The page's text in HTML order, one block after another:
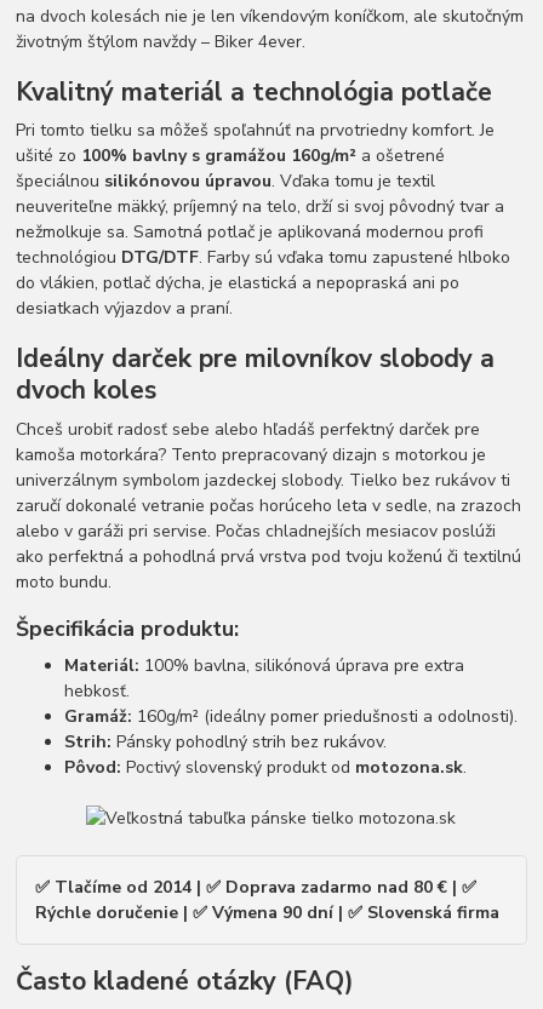
na dvoch kolesách nie je len víkendovým koníčkom, ale skutočným
životným štýlom navždy – Biker 4ever.
Kvalitný materiál a technológia potlače
Pri tomto tielku sa môžeš spoľahnúť na prvotriedny komfort. Je
ušité zo 100% bavlny s gramážou 160g/m² a ošetrené
špeciálnou silikónovou úpravou. Vďaka tomu je textil
neuveriteľne mäkký, príjemný na telo, drží si svoj pôvodný tvar a
nežmolkuje sa. Samotná potlač je aplikovaná modernou profi
technológiou DTG/DTF. Farby sú vďaka tomu zapustené hlboko
do vlákien, potlač dýcha, je elastická a nepopraská ani po
desiatkach výjazdov a praní.
Ideálny darček pre milovníkov slobody a
dvoch koles
Chceš urobiť radosť sebe alebo hľadáš perfektný darček pre
kamoša motorkára? Tento prepracovaný dizajn s motorkou je
univerzálnym symbolom jazdeckej slobody. Tielko bez rukávov ti
zaručí dokonalé vetranie počas horúceho leta v sedle, na zrazoch
alebo v garáži pri servise. Počas chladnejších mesiacov poslúži
ako perfektná a pohodlná prvá vrstva pod tvoju koženú či textilnú
moto bundu.
Špecifikácia produktu:
Materiál: 100% bavlna, silikónová úprava pre extra
hebkosť.
Gramáž: 160g/m² (ideálny pomer priedušnosti a odolnosti).
Strih: Pánsky pohodlný strih bez rukávov.
Pôvod: Poctivý slovenský produkt od motozona.sk.
✅ Tlačíme od 2014 | ✅ Doprava zadarmo nad 80 € | ✅
Rýchle doručenie | ✅ Výmena 90 dní | ✅ Slovenská firma
Často kladené otázky (FAQ)